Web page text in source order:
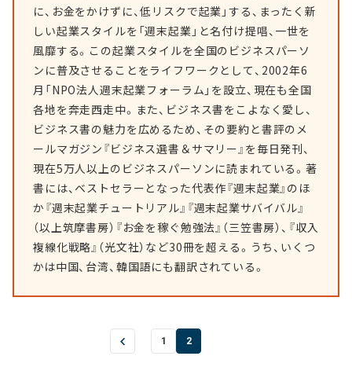
に、お金をかけずに、低リスクで起業」する、まったく新
しい起業スタイルを「週末起業」と名付け提唱、一世を
風靡する。この起業スタイルを全国のビジネスパーソ
ンに普及させることをライフワークとして、2002年6
月「NPO法人週末起業フォーラム」を設立、現在も全国
各地を奔走西走中。また、ビジネス書をこよなく愛し、
ビジネス書の魅力を広めるため、その要約と書評のメ
ールマガジン『ビジネス選書＆サマリー』を毎日発刊、
現在5万人以上のビジネスパーソンに読まれている。著
書には、ベストセラーとなった代表作『週末起業』のほ
か『週末起業チュートリアル』『週末起業サバイバル』
（以上筑摩書房）『お金を稼ぐ勉強法』（三笠書房）、『収入
複線化戦略』（光文社）など30冊を超える。うち、いくつ
かは中国、台湾、韓国語にも翻訳されている。
1 2